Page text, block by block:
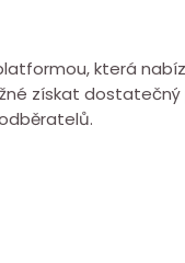
která
získat